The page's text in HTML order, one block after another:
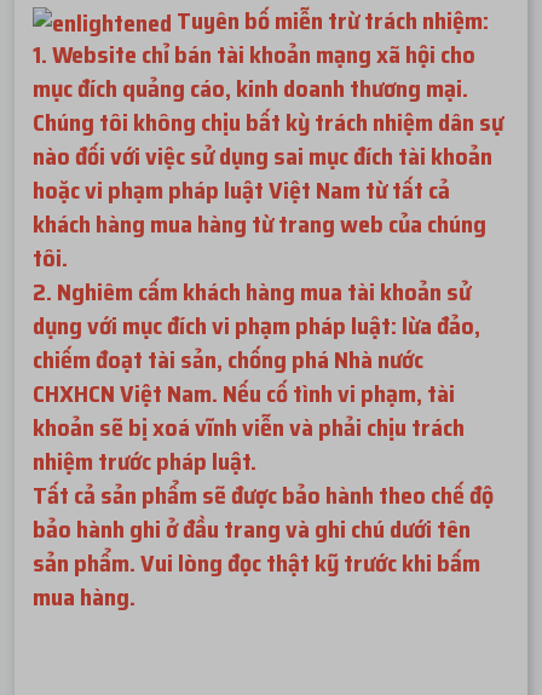
Tuyên bố miễn trừ trách nhiệm:
1. Website chỉ bán tài khoản mạng xã hội cho
mục đích quảng cáo, kinh doanh thương mại.
Chúng tôi không chịu bất kỳ trách nhiệm dân sự
nào đối với việc sử dụng sai mục đích tài khoản
hoặc vi phạm pháp luật Việt Nam từ tất cả
khách hàng mua hàng từ trang web của chúng
tôi.
2. Nghiêm cấm khách hàng mua tài khoản sử
dụng với mục đích vi phạm pháp luật: lừa đảo,
chiếm đoạt tài sản, chống phá Nhà nước
CHXHCN Việt Nam. Nếu cố tình vi phạm, tài
khoản sẽ bị xoá vĩnh viễn và phải chịu trách
nhiệm trước pháp luật.
Tất cả sản phẩm sẽ được bảo hành theo chế độ
bảo hành ghi ở đầu trang và ghi chú dưới tên
sản phẩm. Vui lòng đọc thật kỹ trước khi bấm
mua hàng.